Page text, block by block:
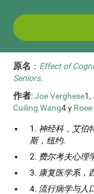
原名 ： Effect of
Seniors.
作者:Joe Verghese1,
Cuiling Wang4 y
1. 神经科，艾伯
斯，纽约.
2. 费尔考夫心理
3. 康复医学系，
4. 流行病学与人